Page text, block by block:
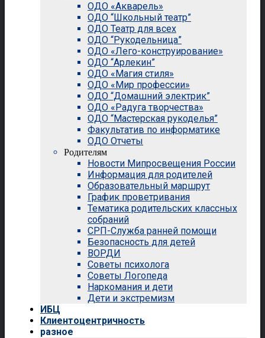
ОДО «Акварель»
ОДО “Школьный театр”
ОДО Театр для всех
ОДО “Рукодельница”
ОДО «Лего-конструирование»
ОДО “Арлекин”
ОДО «Магия стиля»
ОДО «Мир профессии»
ОДО “Домашний электрик”
ОДО «Радуга творчества»
ОДО “Мастерская рукоделья”
Факультатив по информатике
ОДО Отчеты
Родителям
Новости Мипросвещения России
Информация для родителей
Образовательный маршрут
График проветривания
Тематика родительских классных
собраний
СРП-Служба ранней помощи
Безопасность для детей
ВОРДИ
Советы психолога
Советы Логопеда
Наркомания и дети
Дети и экстремизм
ИБЦ
Клиентоцентричность
разное